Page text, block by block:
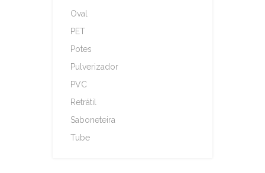
Oval
PET
Potes
Pulverizador
PVC
Retrátil
Saboneteira
Tube